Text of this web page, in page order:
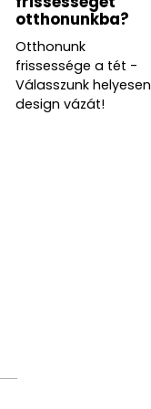
otthonunkba?
Otthonunk
frissessége a tét -
Válasszunk helyesen
design vázát!